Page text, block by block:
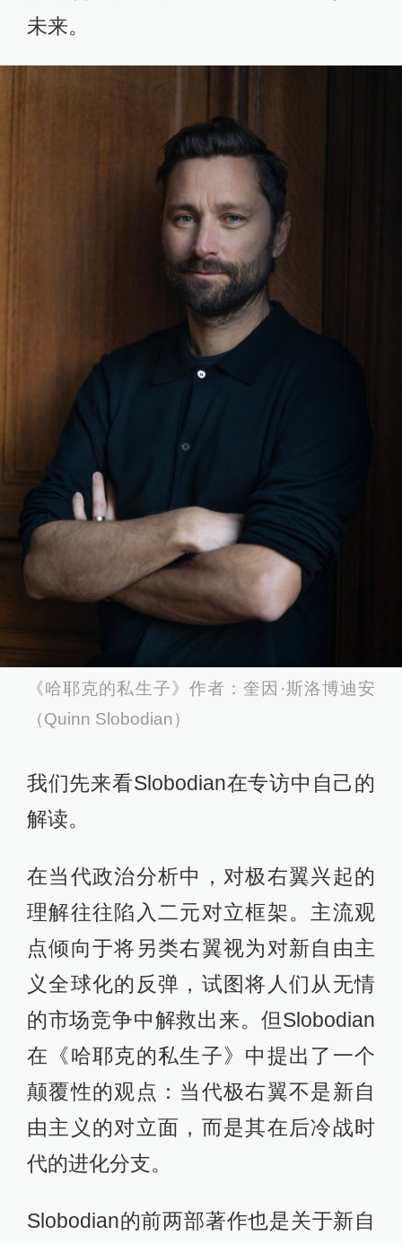
未来。
《哈耶克的私生子》作者：奎因·斯洛博迪安
（Quinn Slobodian）
我们先来看Slobodian在专访中自己的
解读。
在当代政治分析中，对极右翼兴起的
理解往往陷入二元对立框架。主流观
点倾向于将另类右翼视为对新自由主
义全球化的反弹，试图将人们从无情
的市场竞争中解救出来。但Slobodian
在《哈耶克的私生子》中提出了一个
颠覆性的观点：当代极右翼不是新自
由主义的对立面，而是其在后冷战时
代的进化分支。
Slobodian的前两部著作也是关于新自